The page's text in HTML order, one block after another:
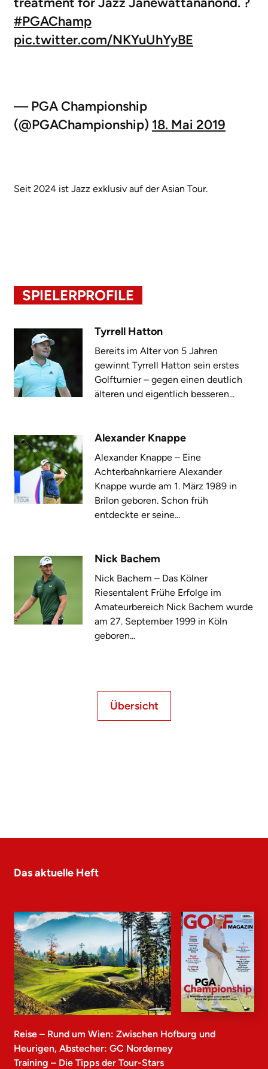
#PGAChamp
pic.twitter.com/NKYuUhYyBE
— PGA Championship
(@PGAChampionship) 18. Mai 2019
Seit 2024 ist Jazz exklusiv auf der Asian Tour.
SPIELERPROFILE
Tyrrell Hatton
Bereits im Alter von 5 Jahren
gewinnt Tyrrell Hatton sein erstes
Golfturnier – gegen einen deutlich
älteren und eigentlich besseren...
Alexander Knappe
Alexander Knappe – Eine
Achterbahnkarriere Alexander
Knappe wurde am 1. März 1989 in
Brilon geboren. Schon früh
entdeckte er seine...
Nick Bachem
Nick Bachem – Das Kölner
Riesentalent Frühe Erfolge im
Amateurbereich Nick Bachem wurde
am 27. September 1999 in Köln
geboren...
Übersicht
Das aktuelle Heft
Reise – Rund um Wien: Zwischen Hofburg und
Heurigen, Abstecher: GC Norderney
Training – Die Tipps der Tour-Stars